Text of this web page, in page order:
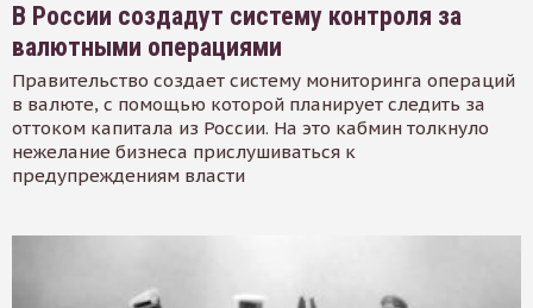
В России создадут систему контроля за
валютными операциями
Правительство создает систему мониторинга операций
в валюте, с помощью которой планирует следить за
оттоком капитала из России. На это кабмин толкнуло
нежелание бизнеса прислушиваться к
предупреждениям власти